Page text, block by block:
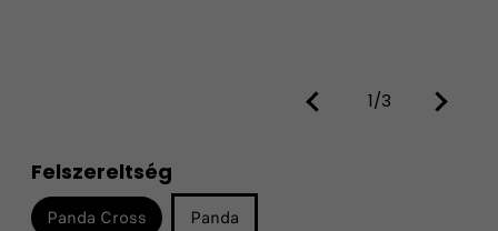
1/3
Felszereltség
Panda Cross Panda